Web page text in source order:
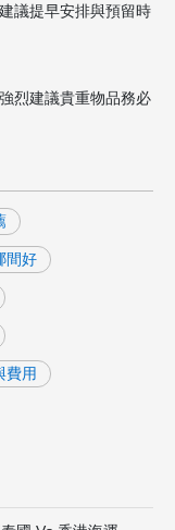
議提早安排與預留時
烈建議貴重物品務必
間好
費用